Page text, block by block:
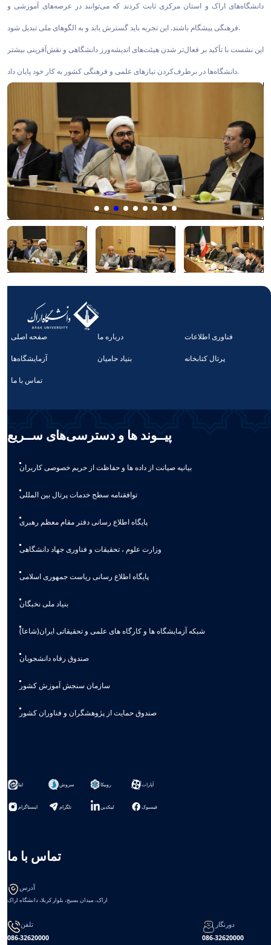
دانشگاه‌های اراک و استان مرکزی ثابت کردند که می‌توانند در عرصه‌های آموزشی و
فرهنگی پیشگام باشند. این تجربه باید گسترش یابد و به الگوهای ملی تبدیل شود.
این نشست با تأکید بر فعال‌تر شدن هیئت‌های اندیشه‌ورز دانشگاهی و نقش‌آفرینی بیشتر
دانشگاه‌ها در برطرف‌کردن نیازهای علمی و فرهنگی کشور به کار خود پایان داد.
صفحه اصلی درباره ما فناوری اطلاعات
آزمایشگاه‌ها بنیاد حامیان پرتال کتابخانه
تماس با ما
پیــوند ها و دسترسی‌های ســریع
بیانیه صيانت از داده ها و حفاظت از حريم خصوصی كاربران
توافقنامه سطح خدمات پرتال بین المللی
پایگاه اطلاع رسانی دفتر مقام معظم رهبری
وزارت علوم ، تحقیقات و فناوری جهاد دانشگاهی
پایگاه اطلاع رسانی ریاست جمهوری اسلامی
بنیاد ملی نخبگان
شبکه آزمایشگاه ها و کارگاه های علمی و تحقیقاتی ایران(شاعا)
صندوق رفاه دانشجویان
سازمان سنجش آموزش کشور
صندوق حمایت از پژوهشگران و فناوران کشور
ایتا سروش روبیکا آپارات
اینستاگرام تلگرام لینکدین فیسبوک
تماس با ما
آدرس
اراک، میدان بسیج، بلوار کربلا، دانشگاه اراک
تلفن
086-32620000
دورنگار
086-32620000